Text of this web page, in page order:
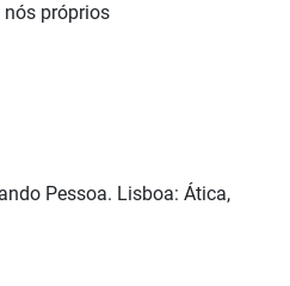
nós próprios
Pessoa. Lisboa: Ática,